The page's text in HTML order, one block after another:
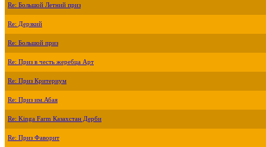
Re: Большой Летний приз
Re: Дерзкий
Re: Большой приз
Re: Приз в честь жеребца Арт
Re: Приз Критериум
Re: Приз им.Абая
Re: Kinga Farm Казахстан Дерби
Re: Приз Фаворит